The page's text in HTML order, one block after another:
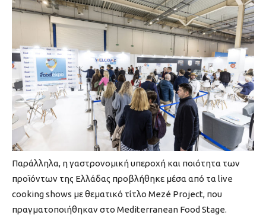
Παράλληλα, η γαστρονομική υπεροχή και ποιότητα των
προϊόντων της Ελλάδας προβλήθηκε μέσα από τα live
cooking shows με θεματικό τίτλο Mezé Project, που
πραγματοποιήθηκαν στο Mediterranean Food Stage.